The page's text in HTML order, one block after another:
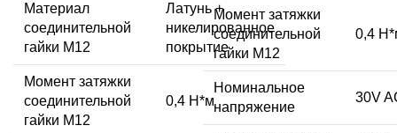
Материал
соединительной
гайки M12
Латунь +
никелированное
покрытие
Момент затяжки
соединительной
гайки M12
0,4 Н*м
Момент затяжки
соединительной
гайки M12
0,4
Номинальное
напряжение
30V